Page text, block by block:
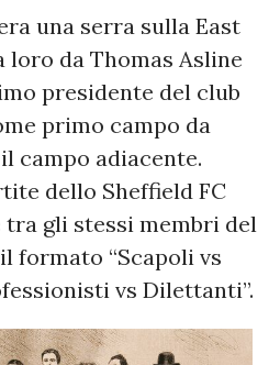
una serra sulla East
loro da Thomas Asline
presidente del club
primo campo da
campo adiacente.
dello Sheffield FC
gli stessi membri del
formato “Scapoli vs
vs Dilettanti”.